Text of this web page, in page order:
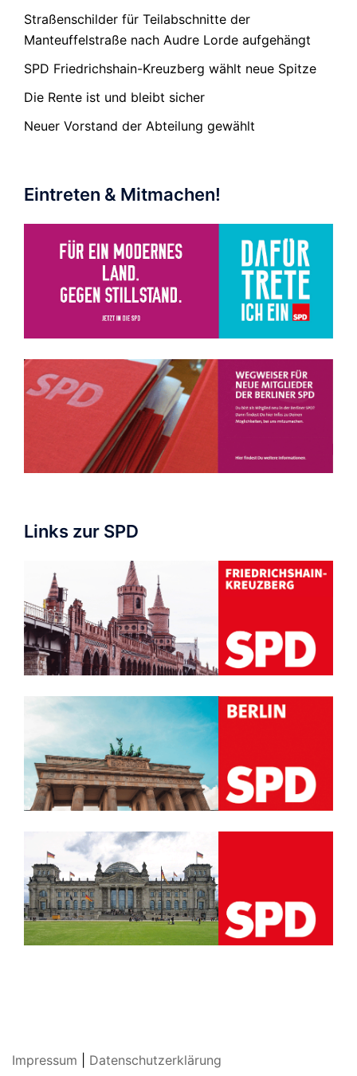
Straßenschilder für Teilabschnitte der
Manteuffelstraße nach Audre Lorde aufgehängt
SPD Friedrichshain-Kreuzberg wählt neue Spitze
Die Rente ist und bleibt sicher
Neuer Vorstand der Abteilung gewählt
Eintreten & Mitmachen!
Links zur SPD
Impressum Datenschutzerklärung